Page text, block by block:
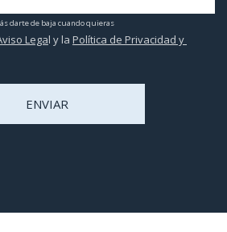
darte de baja cuando quieras
Legal y la Política de Privacidad y
ENVIAR